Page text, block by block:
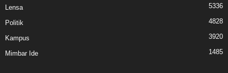
Lensa 5336
Politik 4828
Kampus 3920
Mimbar Ide 1485